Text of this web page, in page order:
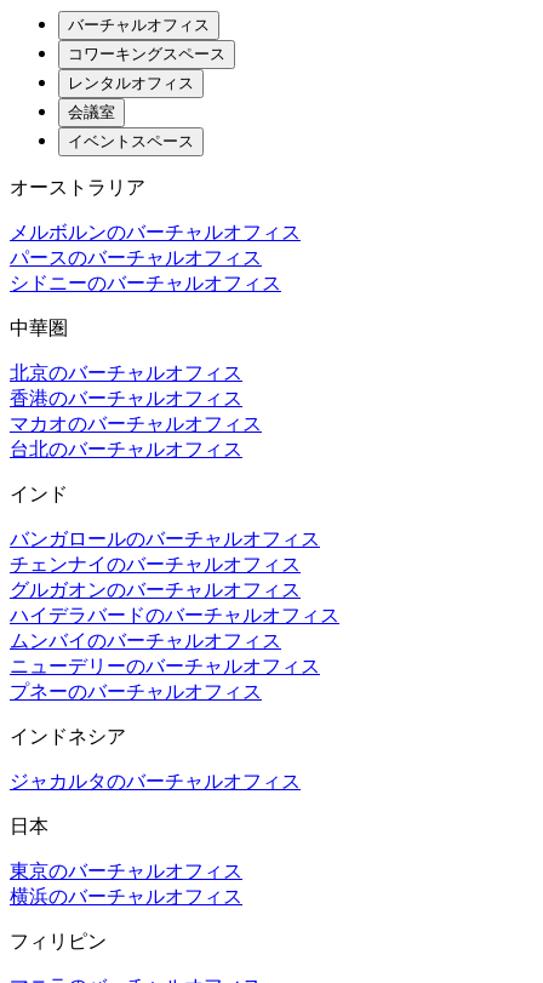
バーチャルオフィス
コワーキングスペース
レンタルオフィス
会議室
イベントスペース
オーストラリア
メルボルンのバーチャルオフィス
パースのバーチャルオフィス
シドニーのバーチャルオフィス
中華圏
北京のバーチャルオフィス
香港のバーチャルオフィス
マカオのバーチャルオフィス
台北のバーチャルオフィス
インド
バンガロールのバーチャルオフィス
チェンナイのバーチャルオフィス
グルガオンのバーチャルオフィス
ハイデラバードのバーチャルオフィス
ムンバイのバーチャルオフィス
ニューデリーのバーチャルオフィス
プネーのバーチャルオフィス
インドネシア
ジャカルタのバーチャルオフィス
日本
東京のバーチャルオフィス
横浜のバーチャルオフィス
フィリピン